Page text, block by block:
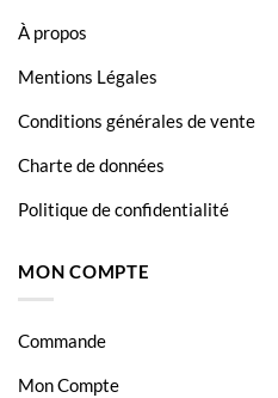
À propos
Mentions Légales
Conditions générales de vente
Charte de données
Politique de confidentialité
MON COMPTE
Commande
Mon Compte